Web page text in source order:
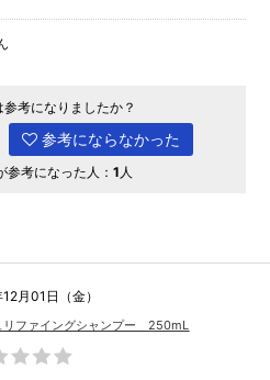
考になりましたか？
参考にならなかった
参考になった人： 1 人
月01日（金）
ファイングシャンプー 250mL